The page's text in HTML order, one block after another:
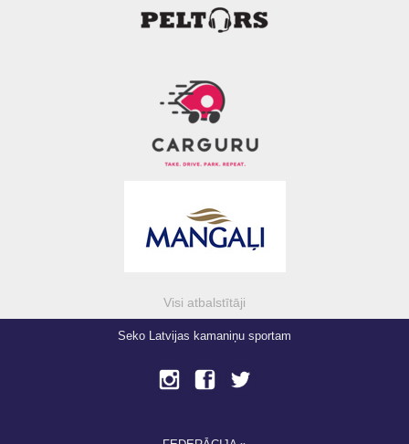
Visi atbalstītāji
Seko Latvijas kamaniņu sportam